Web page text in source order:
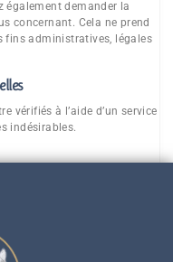
également demander la
concernant. Cela ne prend
fins administratives, légales
vérifiés à l’aide d’un service
indésirables.